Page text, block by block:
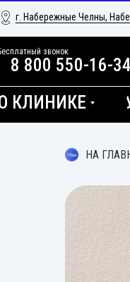
КЛИНИКЕ
8 800 550-16-34
звонок
г. Набережные Челны,
НА